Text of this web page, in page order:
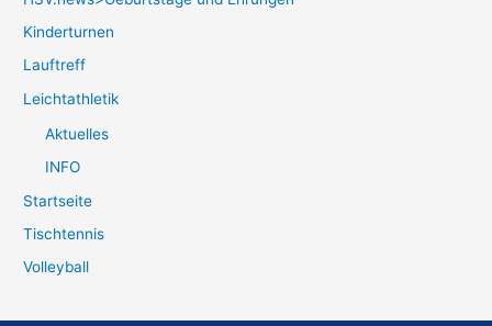
Kinderturnen
Lauftreff
Leichtathletik
Aktuelles
INFO
Startseite
Tischtennis
Volleyball